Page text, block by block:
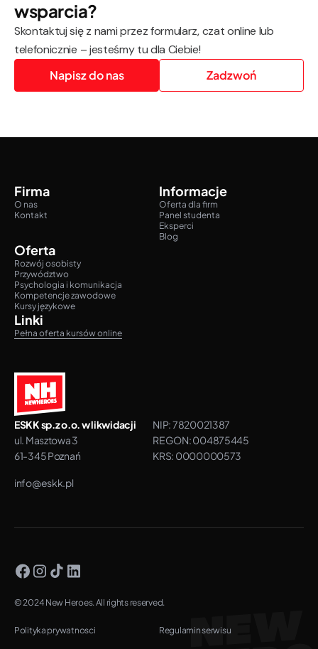
wsparcia?
Skontaktuj się z nami przez formularz, czat online lub
telefonicznie – jesteśmy tu dla Ciebie!
Napisz do nas
Zadzwoń
ESKK sp.z o.o. w likwidacji
ul. Masztowa 3
61-345 Poznań
NIP: 7820021387
REGON: 004875445
KRS: 0000000573
info@eskk.pl
Firma
O nas
Kontakt
Informacje
Oferta dla firm
Panel studenta
Eksperci
Blog
Oferta
Rozwój osobisty
Przywództwo
Psychologia i komunikacja
Kompetencje zawodowe
Kursy językowe
Linki
Pełna oferta kursów online
© 2024 New Heroes. All rights reserved.
Polityka prywatnosci Regulamin serwisu